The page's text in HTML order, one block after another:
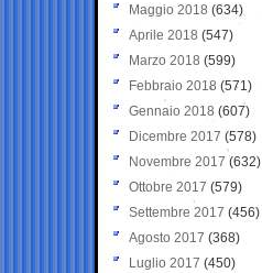
Maggio 2018 (634)
Aprile 2018 (547)
Marzo 2018 (599)
Febbraio 2018 (571)
Gennaio 2018 (607)
Dicembre 2017 (578)
Novembre 2017 (632)
Ottobre 2017 (579)
Settembre 2017 (456)
Agosto 2017 (368)
Luglio 2017 (450)